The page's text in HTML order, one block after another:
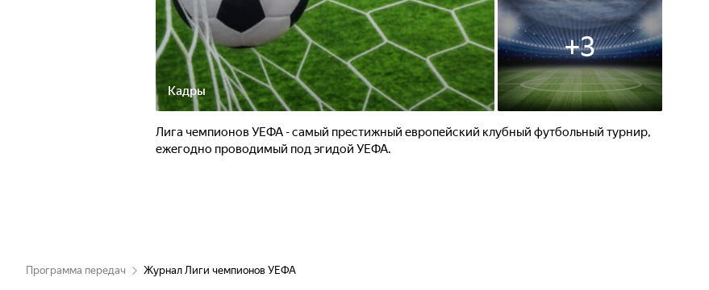
Кадры
+3
Лига чемпионов УЕФА - самый престижный европейский клубный футбольный турнир,
ежегодно проводимый под эгидой УЕФА.
Программа передач Журнал Лиги чемпионов УЕФА